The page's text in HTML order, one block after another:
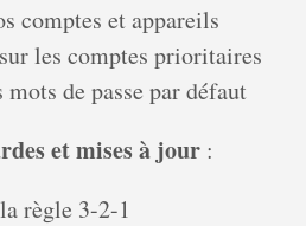
comptes et appareils
les comptes prioritaires
de passe par défaut
et mises à jour :
règle 3-2-1